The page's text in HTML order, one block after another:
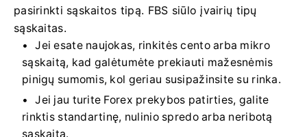
pasirinkti sąskaitos tipą. FBS siūlo įvairių tipų
sąskaitas.
Jei esate naujokas, rinkitės cento arba mikro
sąskaitą, kad galėtumėte prekiauti mažesnėmis
pinigų sumomis, kol geriau susipažinsite su rinka.
Jei jau turite Forex prekybos patirties, galite
rinktis standartinę, nulinio spredo arba neribotą
sąskaitą.